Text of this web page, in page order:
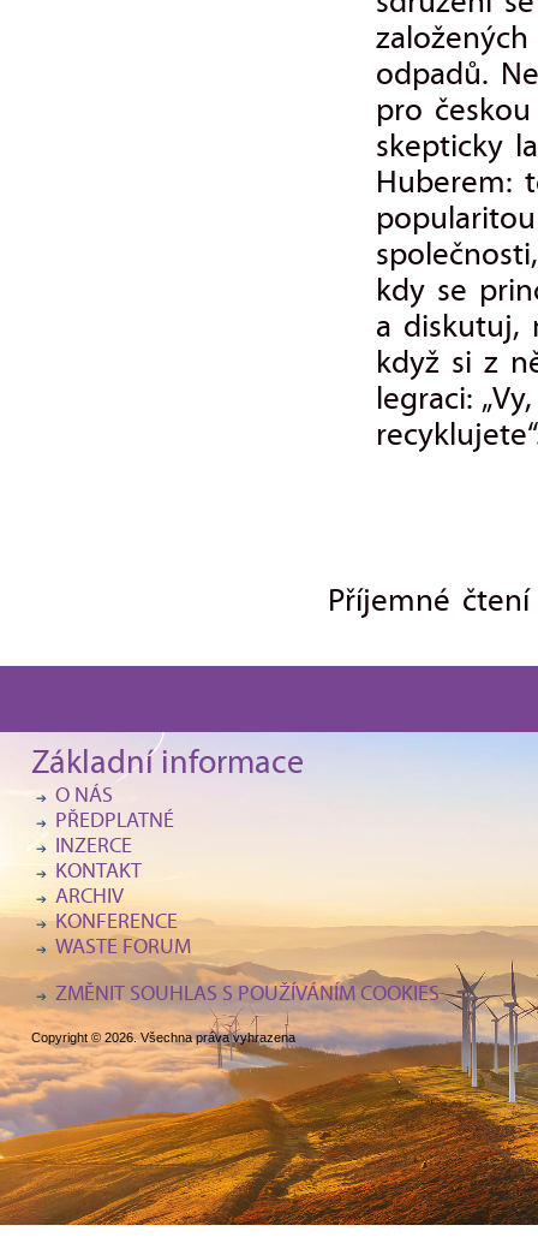
odpadů.
pro
skepticky
Huberem:
kdy se
a diskutuj,
když si z
legraci:
Příjemné čtení
Základní informace
O NÁS
PŘEDPLATNÉ
INZERCE
KONTAKT
ARCHIV
KONFERENCE
WASTE FORUM
ZMĚNIT SOUHLAS S POUŽÍVÁNÍM COOKIES
Copyright © 2026. Všechna práva vyhrazena